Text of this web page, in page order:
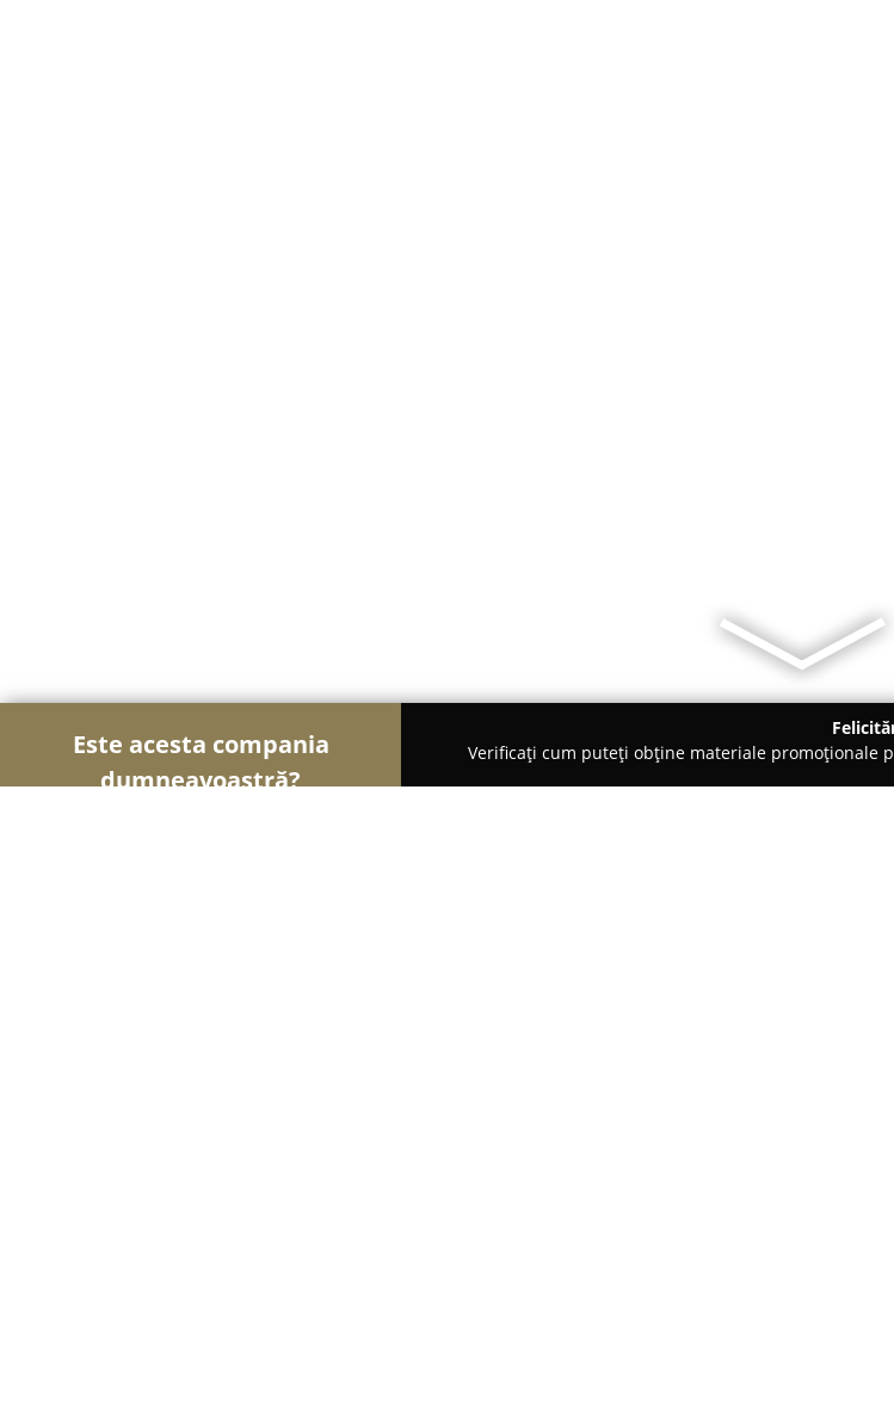
Este acesta compania
dumneavoastră?
Verificați cum puteți obține materiale promoționale